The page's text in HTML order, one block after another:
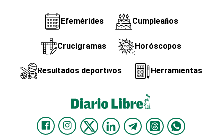
Efemérides Cumpleaños
Crucigramas Horóscopos
Resultados deportivos Herramientas